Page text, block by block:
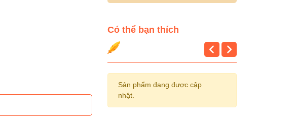
Có thể bạn thích
Sản phẩm đang được cập
nhật.